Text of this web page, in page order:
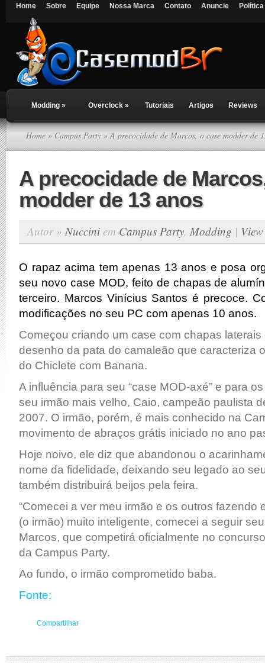
Home Sobre Equipe Nossa Marca Contato Anuncie
Modding » Overclock » Tutoriais Artigos Reviews
Home » Campus Party» A precocidade de Marcos, o case modder de
A precocidade de
modder de 13 anos
Autor » Nuccini em Campus Party, Modding |
O rapaz acima tem apenas 13 anos e posa
seu novo case MOD, feito de chapas de
terceiro. Marcos Vinícius Santos é precoce.
modificações no seu PC com apenas 10 anos.
Começou criando um case com chapas
desenho da pata do camaleão que caracteriza
do Chiclete com Banana.
A influência para seu “case MOD-axé” e para
seu irmão mais velho, Caio, campeão paulista
2007. O irmão, porém, é mais conhecido na
movimento de abraços grátis iniciado no ano
Hoje noivo, ele diz que abandonou o
nome da fidelidade, deixando seu legado ao
também distribuirá beijos pela feira.
“Comecei a ver meu irmão e os outros fazendo
(o irmão) muito inteligente, comecei a seguir
Marcos, que competirá oficialmente no
da Campus Party.
Ao fundo, o irmão comprometido baba.
Fonte:
Compartilhar